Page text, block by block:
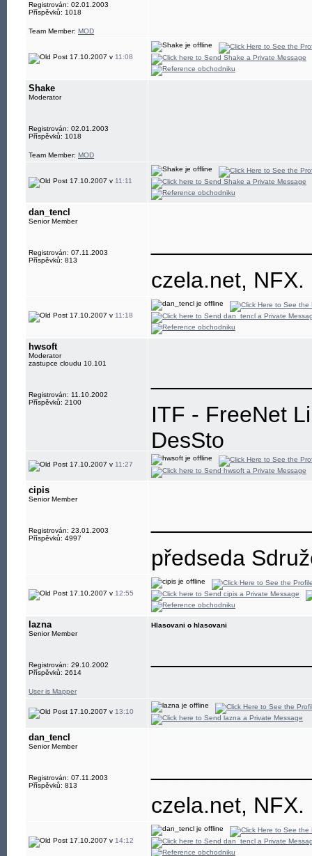
Registrován: 02.01.2003
Příspěvků: 1018
Team Member: MOD
17.10.2007 v 11:08
Shake
Moderator
Registrován: 02.01.2003
Příspěvků: 1018
Team Member: MOD
17.10.2007 v 11:11
dan_tencl
Senior Member
Registrován: 07.11.2003
Příspěvků: 813
czela.net, NFX.
17.10.2007 v 11:18
hwsoft
Moderator
zastupce cloudu 10.101
Registrován: 11.10.2002
Příspěvků: 2100
ITF - FreeNet
DesSto
jabber:
17.10.2007 v 11:27
cipis
Senior Member
Registrován: 23.01.2003
Příspěvků: 4997
předseda
17.10.2007 v 12:55
lazna
Senior Member
Registrován: 29.10.2002
Příspěvků: 2614
User is Mapper
Hlasovani o hlasovani
17.10.2007 v 13:10
dan_tencl
Senior Member
Registrován: 07.11.2003
Příspěvků: 813
czela.net, NFX.
17.10.2007 v 14:12